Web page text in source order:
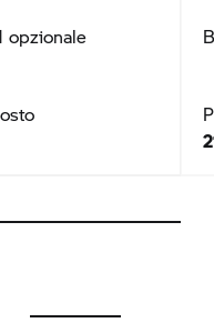
opzionale